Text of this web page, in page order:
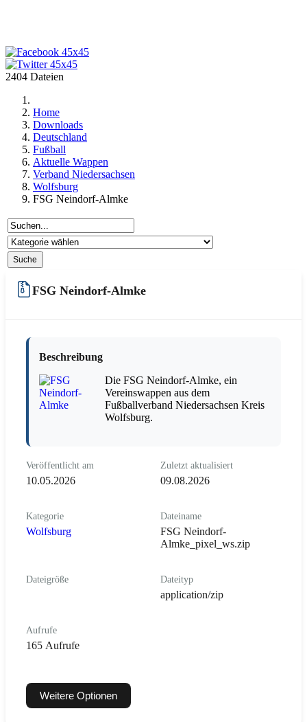
2404 Dateien
Home
Downloads
Deutschland
Fußball
Aktuelle Wappen
Verband Niedersachsen
Wolfsburg
FSG Neindorf-Almke
FSG Neindorf-Almke
Beschreibung
Die FSG Neindorf-Almke, ein
Vereinswappen aus dem
Fußballverband Niedersachsen Kreis
Wolfsburg.
Veröffentlicht am
10.05.2026
Zuletzt aktualisiert
09.08.2026
Kategorie
Wolfsburg
Dateiname
FSG Neindorf-
Almke_pixel_ws.zip
Dateigröße Dateityp
application/zip
Aufrufe
165 Aufrufe
Weitere Optionen